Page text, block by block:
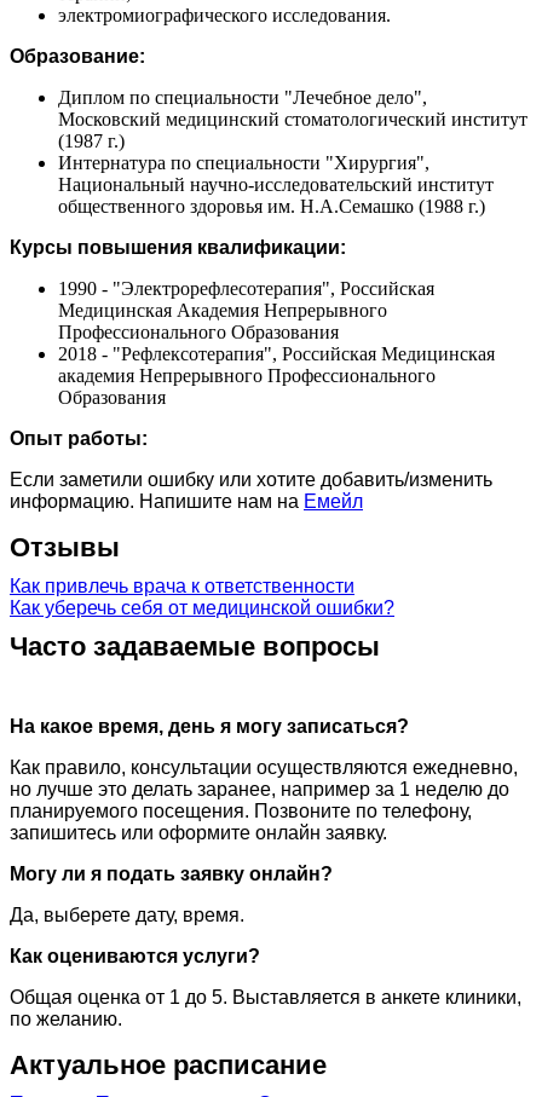
электромиографического исследования.
Образование:
Диплом по специальности "Лечебное дело",
Московский медицинский стоматологический институт
(1987 г.)
Интернатура по специальности "Хирургия",
Национальный научно-исследовательский институт
общественного здоровья им. Н.А.Семашко (1988 г.)
Курсы повышения квалификации:
1990 - "Электрорефлесотерапия", Российская
Медицинская Академия Непрерывного
Профессионального Образования
2018 - "Рефлексотерапия", Российская Медицинская
академия Непрерывного Профессионального
Образования
Опыт работы:
Если заметили ошибку или хотите добавить/изменить
информацию. Напишите нам на Емейл
Отзывы
Как привлечь врача к ответственности
Как уберечь себя от медицинской ошибки?
Часто задаваемые вопросы
На какое время, день я могу записаться?
Как правило, консультации осуществляются ежедневно,
но лучше это делать заранее, например за 1 неделю до
планируемого посещения. Позвоните по телефону,
запишитесь или оформите онлайн заявку.
Могу ли я подать заявку онлайн?
Да, выберете дату, время.
Как оцениваются услуги?
Общая оценка от 1 до 5. Выставляется в анкете клиники,
по желанию.
Актуальное расписание